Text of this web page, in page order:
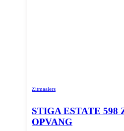
Zitmaaiers
STIGA ESTATE
OPVANG